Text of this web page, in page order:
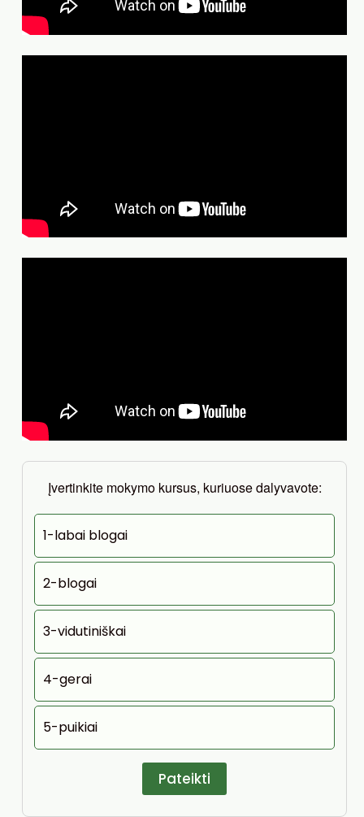
Įvertinkite mokymo kursus, kuriuose dalyvavote:
1-labai blogai
2-blogai
3-vidutiniškai
4-gerai
5-puikiai